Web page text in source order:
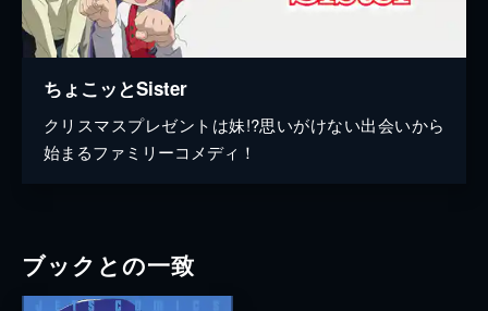
ちょこッとSister
クリスマスプレゼントは妹!?思いがけない出会いから
始まるファミリーコメディ！
ブックとの一致